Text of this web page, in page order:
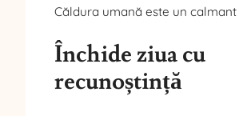
Căldura umană este un
Închide ziua cu
recunoștință